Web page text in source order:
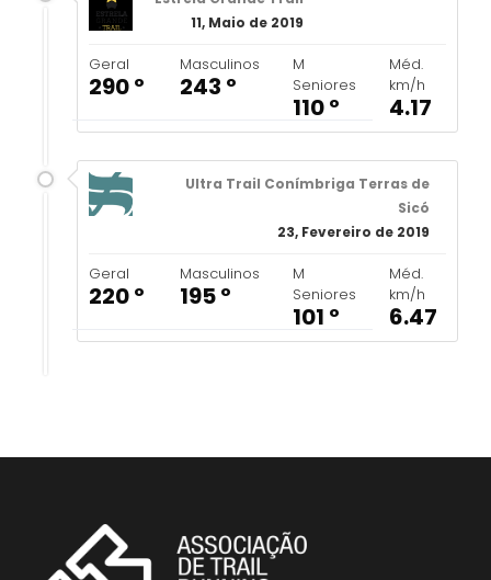
11, Maio de 2019
Geral
290 º
Masculinos
243 º
M
Seniores
110 º
Méd.
km/h
4.17
Ultra Trail Conímbriga Terras de
Sicó
23, Fevereiro de 2019
Geral
220 º
Masculinos
195 º
M
Seniores
101 º
Méd.
km/h
6.47